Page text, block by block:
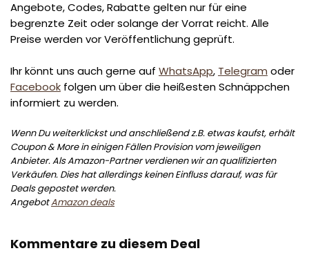
Angebote, Codes, Rabatte gelten nur für eine
begrenzte Zeit oder solange der Vorrat reicht. Alle
Preise werden vor Veröffentlichung geprüft.
Ihr könnt uns auch gerne auf WhatsApp, Telegram oder
Facebook folgen um über die heißesten Schnäppchen
informiert zu werden.
Wenn Du weiterklickst und anschließend z.B. etwas kaufst, erhält
Coupon & More in einigen Fällen Provision vom jeweiligen
Anbieter. Als Amazon-Partner verdienen wir an qualifizierten
Verkäufen. Dies hat allerdings keinen Einfluss darauf, was für
Deals gepostet werden.
AngebotAmazon deals
Kommentare zu diesem Deal